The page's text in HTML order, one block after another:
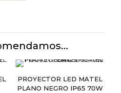
PROYECTOR LED MATEL
PLANO NEGRO IP65 70W